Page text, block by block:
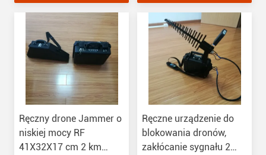
Ręczny drone Jammer o
niskiej mocy RF
41X32X17 cm 2 km
Ręczne urządzenie do
blokowania dronów,
zakłócanie sygnału 2